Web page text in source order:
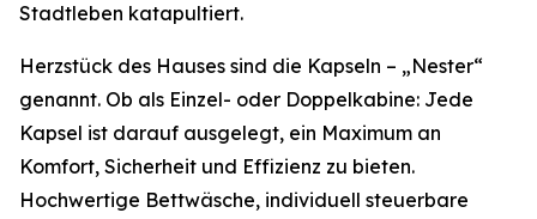
Stadtleben katapultiert.
Herzstück des Hauses sind die Kapseln – „Nester“
genannt. Ob als Einzel- oder Doppelkabine: Jede
Kapsel ist darauf ausgelegt, ein Maximum an
Komfort, Sicherheit und Effizienz zu bieten.
Hochwertige Bettwäsche, individuell steuerbare